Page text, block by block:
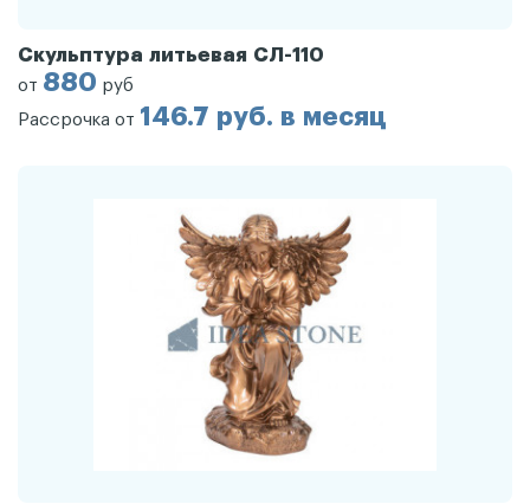
Скульптура литьевая СЛ-110
от 880 руб
Рассрочка от 146.7 руб. в месяц